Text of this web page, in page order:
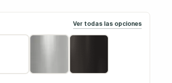
Ver todas las opciones